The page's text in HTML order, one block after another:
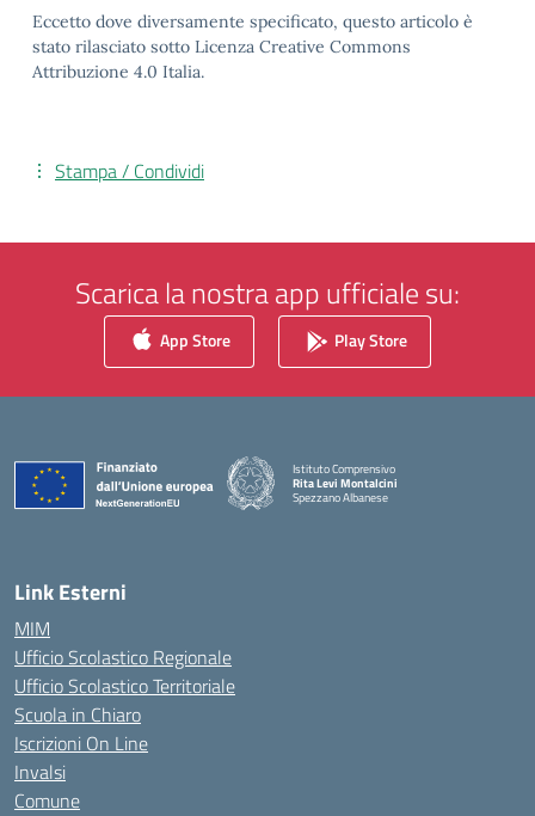
Eccetto dove diversamente specificato, questo articolo è
stato rilasciato sotto Licenza Creative Commons
Attribuzione 4.0 Italia.
Stampa / Condividi
Scarica la nostra app ufficiale su:
App Store Play Store
Istituto Comprensivo
Rita Levi Montalcini
Spezzano Albanese
— Visita la pagina iniziale della scuola
Link Esterni
MIM
Ufficio Scolastico Regionale
Ufficio Scolastico Territoriale
Scuola in Chiaro
Iscrizioni On Line
Invalsi
Comune